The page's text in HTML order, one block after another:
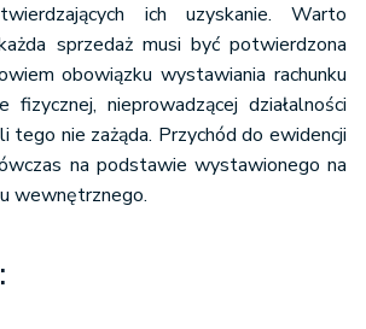
ich uzyskanie. Warto
sprzedaż musi być potwierdzona
obowiązku wystawiania rachunku
nieprowadzącej działalności
tego nie zażąda. Przychód do ewidencji
na podstawie wystawionego na
wewnętrznego.